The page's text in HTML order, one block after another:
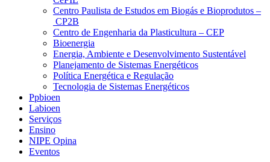
Centro Paulista de Estudos em Biogás e Bioprodutos –
CP2B
Centro de Engenharia da Plasticultura – CEP
Bioenergia
Energia, Ambiente e Desenvolvimento Sustentável
Planejamento de Sistemas Energéticos
Política Energética e Regulação
Tecnologia de Sistemas Energéticos
Ppbioen
Labioen
Serviços
Ensino
NIPE Opina
Eventos